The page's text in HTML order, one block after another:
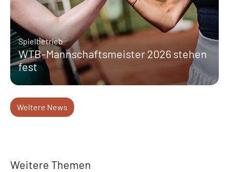
Spielbetrieb
WTB-Mannschaftsmeister 2026 stehen
fest
Weitere News
Weitere Themen